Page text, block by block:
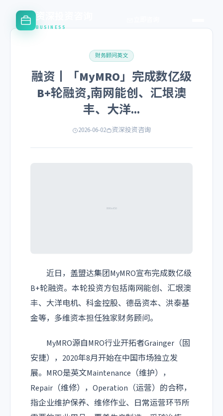
资深投资咨询
BUSINESS
财务顾问英文
融资丨「MyMRO」完成数亿级
B+轮融资,南网能创、汇垠澳
丰、大洋...
2026-06-02 资深投资咨询
近日，盖盟达集团MyMRO宣布完成数亿级
B+轮融资。本轮投资方包括南网能创、汇垠澳
丰、大洋电机、科金控股、德岳资本、洪泰基
金等，多维资本担任独家财务顾问。
MyMRO源自MRO行业开拓者Grainger（固
安捷），2020年8月开始在中国市场独立发
展。MRO是英文Maintenance（维护），
Repair（维修），Operation（运营）的合称，
指企业维护保养、维修作业、日常运营环节所